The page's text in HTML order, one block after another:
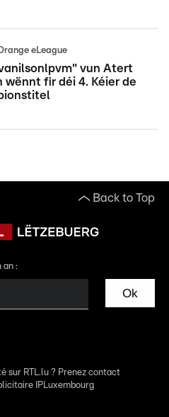
eLeague
vun Atert
wënnt fir déi 4. Kéier de
Back to Top
an :
Ok
sur RTL.lu ? Prenez contact
IPLuxembourg